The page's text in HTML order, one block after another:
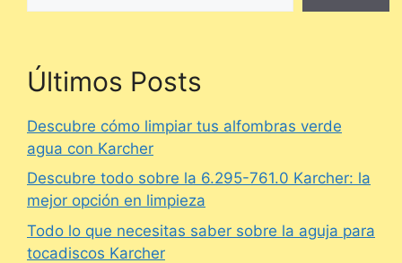
Últimos Posts
Descubre cómo limpiar tus alfombras verde
agua con Karcher
Descubre todo sobre la 6.295-761.0 Karcher: la
mejor opción en limpieza
Todo lo que necesitas saber sobre la aguja para
tocadiscos Karcher